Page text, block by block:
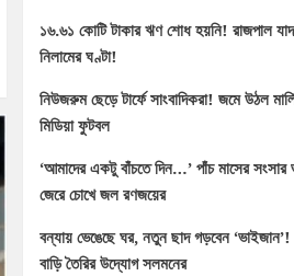
১৬.৬১ কোটি টাকার ঋণ শোধ হয়নি! রাজপাল
নিলামের ঘণ্টা!
নিউজরুম ছেড়ে টার্ফে সাংবাদিকরা! জমে উঠল
মিডিয়া ফুটবল
‘আমাদের একটু বাঁচতে দিন…’ পাঁচ মাসের সংসার
জেরে চোখে জল রণজয়ের
বন্যায় ভেঙেছে ঘর, নতুন ছাদ গড়বেন
বাড়ি তৈরির উদ্যোগ সলমনের